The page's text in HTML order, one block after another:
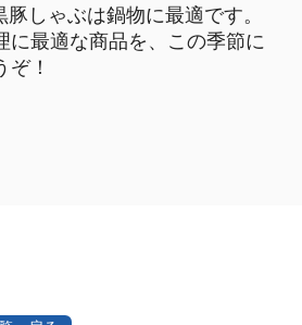
豚しゃぶは鍋物に最適です。
な商品を、この季節に
！